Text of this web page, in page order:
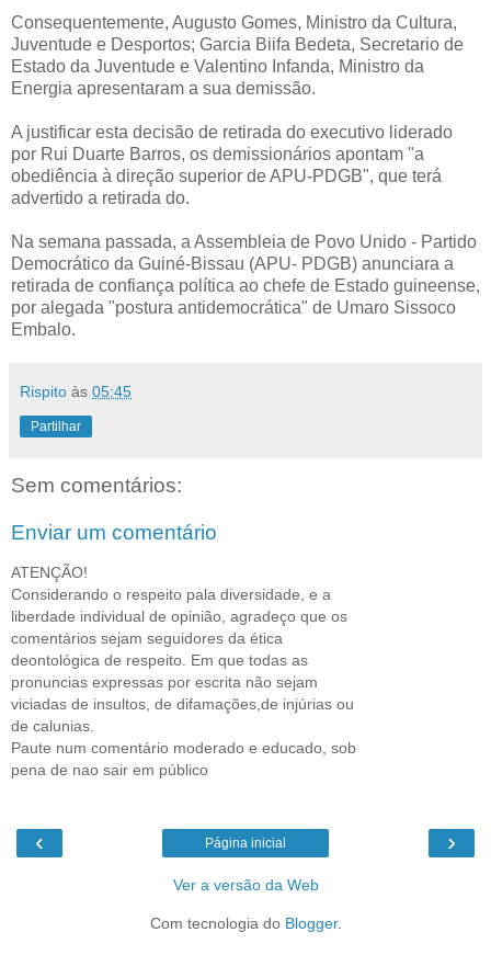
Consequentemente, Augusto Gomes, Ministro da Cultura,
Juventude e Desportos; Garcia Biifa Bedeta, Secretario de
Estado da Juventude e Valentino Infanda, Ministro da
Energia apresentaram a sua demissão.
A justificar esta decisão de retirada do executivo liderado
por Rui Duarte Barros, os demissionários apontam "a
obediência à direção superior de APU-PDGB", que terá
advertido a retirada do.
Na semana passada, a Assembleia de Povo Unido - Partido
Democrático da Guiné-Bissau (APU- PDGB) anunciara a
retirada de confiança política ao chefe de Estado guineense,
por alegada "postura antidemocrática" de Umaro Sissoco
Embalo.
Rispito às 05:45
Partilhar
Sem comentários:
Enviar um comentário
ATENÇÃO!
Considerando o respeito pala diversidade, e a
liberdade individual de opinião, agradeço que os
comentários sejam seguidores da ética
deontológica de respeito. Em que todas as
pronuncias expressas por escrita não sejam
viciadas de insultos, de difamações,de injúrias ou
de calunias.
Paute num comentário moderado e educado, sob
pena de nao sair em público
‹ ›
Página inicial
Ver a versão da Web
Com tecnologia do Blogger.